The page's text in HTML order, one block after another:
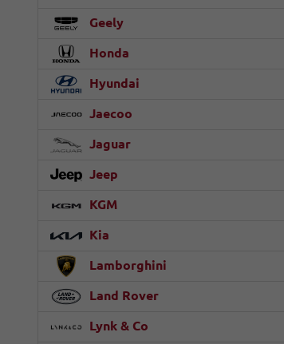
Geely
Honda
Hyundai
Jaecoo
Jaguar
Jeep
KGM
Kia
Lamborghini
Land Rover
Lynk & Co